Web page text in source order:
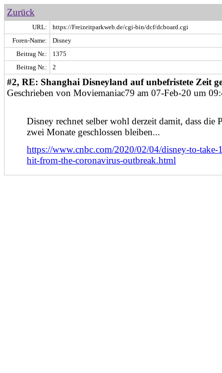
Zurück
URL:
https://Freizeitparkweb.de/cgi-bin/dcf/dcboard.cgi
Foren-Name:
Disney
Beitrag Nr.:
1375
Beitrag Nr.:
2
#2, RE: Shanghai Disneyland auf unbefristete Zeit
Geschrieben von Moviemaniac79 am 07-Feb-20 um
Disney rechnet selber wohl derzeit damit, dass die
zwei Monate geschlossen bleiben...
https://www.cnbc.com/2020/02/04/disney-to-
hit-from-the-coronavirus-outbreak.html